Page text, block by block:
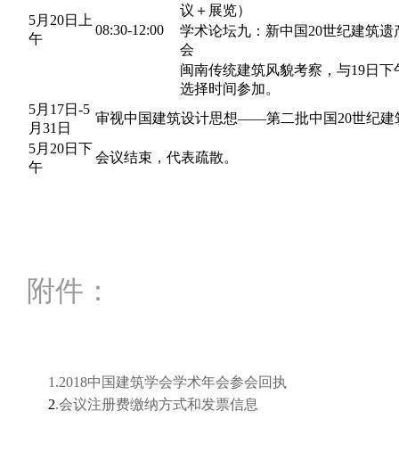
5月20日上
午
08:30-12:00
议＋展览）
学术论坛九：新中国20世纪建筑
会
闽南传统建筑风貌考察，与19日
选择时间参加。
5月17日-5
月31日
审视中国建筑设计思想——第二批中国20世纪建
5月20日下
午
会议结束，代表疏散。
附件：
1.2018中国建筑学会学术年会参会回执
2.会议注册费缴纳方式和发票信息